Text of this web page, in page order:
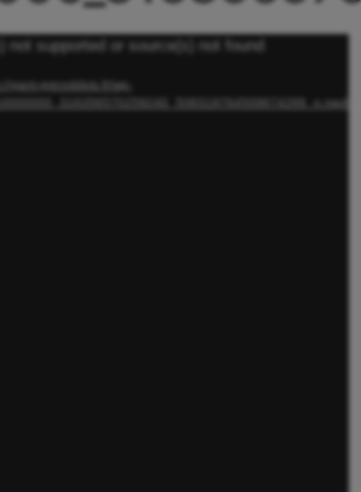
not supported or source(s) not found
gant-grenoblois.fr/wp-